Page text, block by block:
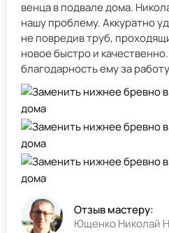
венца в подвале дома. Николай Николаевич решил
нашу проблему. Аккуратно
не повредив труб,
новое быстро и
благодарность ему за
Отзыв мастеру:
Ющенко Николай